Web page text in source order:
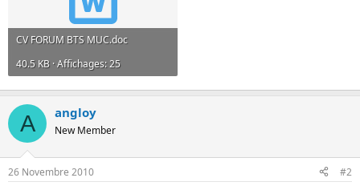
CV FORUM BTS MUC.doc
40.5 KB · Affichages: 25
A angloy
New Member
26 Novembre 2010 #2